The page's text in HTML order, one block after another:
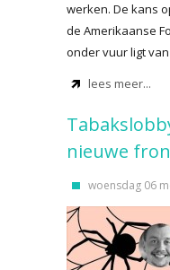
werken. De kans
de Amerikaanse
onder vuur ligt
lees meer...
nieuwe
woensdag 06